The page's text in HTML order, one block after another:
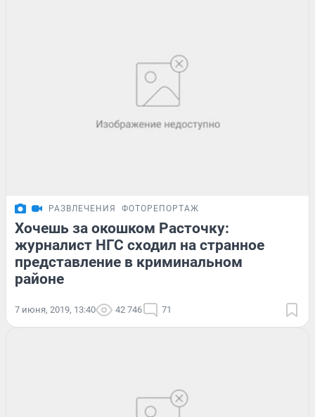
РАЗВЛЕЧЕНИЯ ФОТОРЕПОРТАЖ
Хочешь за окошком Расточку:
журналист НГС сходил на странное
представление в криминальном
районе
7 июня, 2019, 13:40 42 746 71